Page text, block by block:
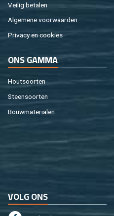
Vei­lig be­ta­len
Al­ge­me­ne voor­waar­den
Pri­va­cy en coo­kies
ONS GAMMA
Hout­soor­ten
Steen­soor­ten
Bouw­ma­te­ri­a­len
VOLG ONS